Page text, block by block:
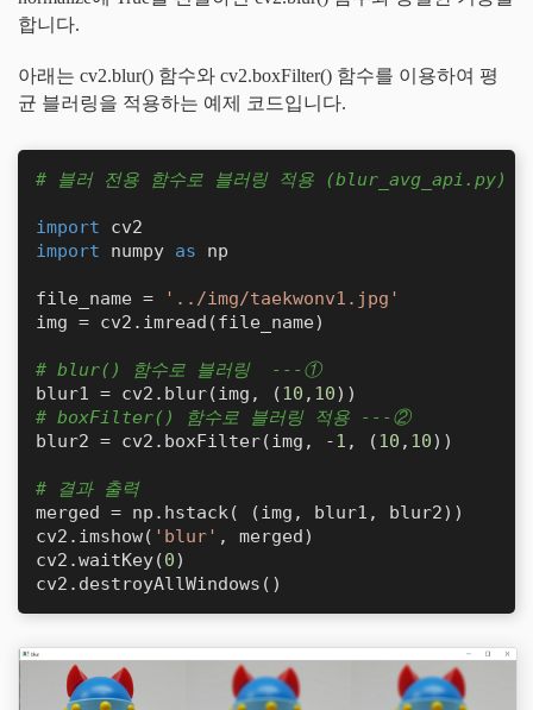
합니다.
아래는 cv2.blur() 함수와 cv2.boxFilter() 함수를 이용하여 평
균 블러링을 적용하는 예제 코드입니다.
# 블러 전용 함수로 블러링 적용 (blur_avg_api.py)
import
import numpy as np
file_name =
'../img/taekwonv1.jpg'
img = cv2.imread(file_name)
# blur() 함수로 블러링  ---①
blur1 = cv2.blur(img, (10 , 10
# boxFilter() 함수로 블러링 적용 ---②
blur2 = cv2.boxFilter(img, -1 , (10 , 10))
# 결과 출력
merged = np.hstack( (img, blur1, blur2))
cv2.imshow( 'blur' , merged)
cv2.waitKey(0)
cv2.destroyAllWindows()